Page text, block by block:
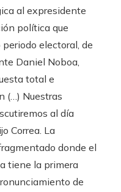
al expresidente
política que
electoral, de
Daniel Noboa,
total e
(…) Nuestras
al día
Correa. La
donde el
tiene la primera
de